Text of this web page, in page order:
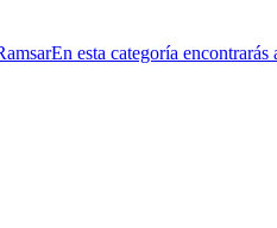
En esta categoría